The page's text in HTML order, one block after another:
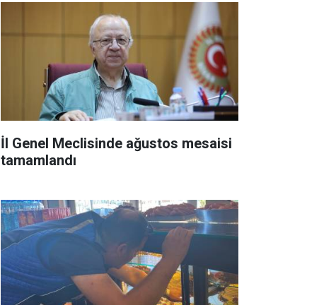
İl Genel Meclisinde ağustos mesaisi
tamamlandı